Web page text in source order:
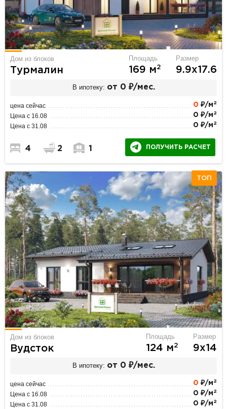
Дом из блоков
Турмалин
Площадь
169 м2
Размер
9.9х17.6
В ипотеку: от 0 ₽/мес.
цена сейчас 0 ₽/м 2
Цена с 16.08 0 ₽/м 2
Цена с 31.08 0 ₽/м 2
4 2 1 ПОЛУЧИТЬ РАСЧЕТ
ТОП
Дом из блоков
Вудсток
Площадь
124 м2
Размер
9х14
В ипотеку: от 0 ₽/мес.
цена сейчас 0 ₽/м 2
Цена с 16.08 0 ₽/м 2
Цена с 31.08 0 ₽/м 2